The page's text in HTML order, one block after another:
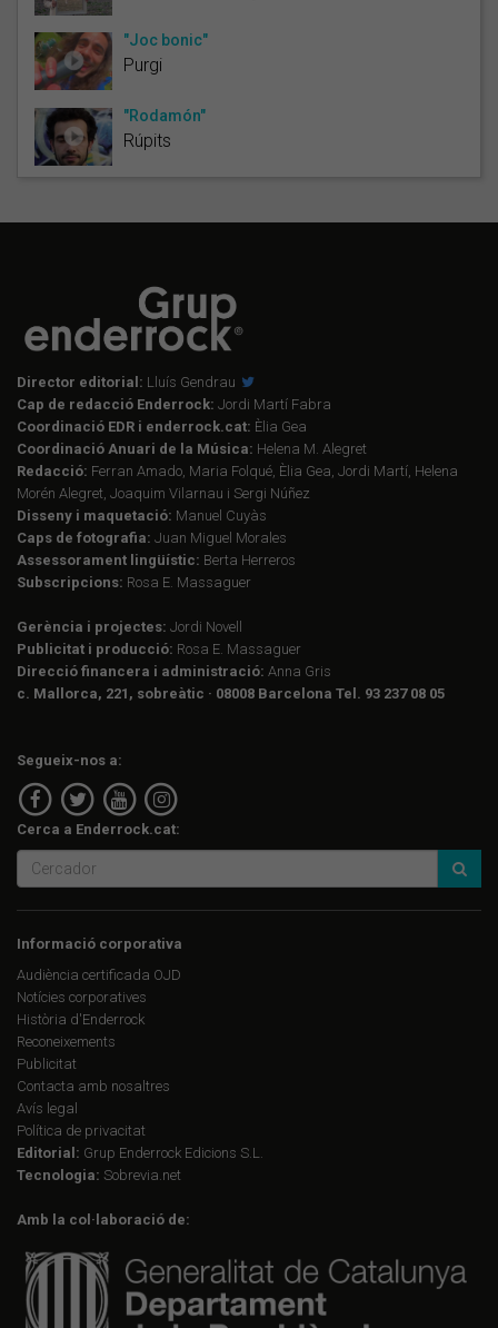
"Joc bonic"
Purgi
"Rodamón"
Rúpits
Director editorial: Lluís Gendrau
Cap de redacció Enderrock: Jordi Martí Fabra
Coordinació EDR i enderrock.cat: Èlia Gea
Coordinació Anuari de la Música: Helena M. Alegret
Redacció: Ferran Amado, Maria Folqué, Èlia Gea, Jordi Martí, Helena
Morén Alegret, Joaquim Vilarnau i Sergi Núñez
Disseny i maquetació: Manuel Cuyàs
Caps de fotografia: Juan Miguel Morales
Assessorament lingüístic: Berta Herreros
Subscripcions: Rosa E. Massaguer
Gerència i projectes: Jordi Novell
Publicitat i producció: Rosa E. Massaguer
Direcció financera i administració: Anna Gris
c. Mallorca, 221, sobreàtic · 08008 Barcelona Tel. 93 237 08 05
Segueix-nos a:
Cerca a Enderrock.cat:
Informació corporativa
Audiència certificada OJD
Notícies corporatives
Història d'Enderrock
Reconeixements
Publicitat
Contacta amb nosaltres
Avís legal
Política de privacitat
Editorial: Grup Enderrock Edicions S.L.
Tecnologia: Sobrevia.net
Amb la col·laboració de: